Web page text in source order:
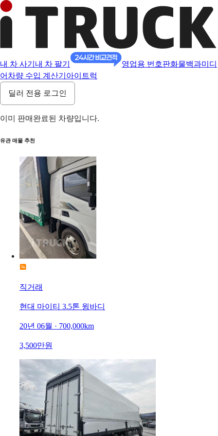
내 차 사기 내 차 팔기 영업용 번호판화물백과미디
어 차량 수입 계산기 아이트럭
딜러 전용 로그인
이미 판매완료된 차량입니다.
유관 매물 추천
직거래
현대 마이티 3.5톤 윙바디
20년 06월 · 700,000km
3,500만원